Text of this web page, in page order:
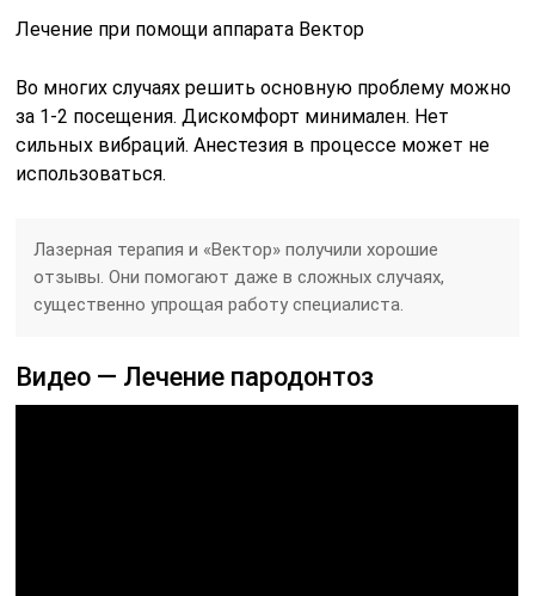
Лечение при помощи аппарата Вектор
Во многих случаях решить основную проблему можно
за 1-2 посещения. Дискомфорт минимален. Нет
сильных вибраций. Анестезия в процессе может не
использоваться.
Лазерная терапия и «Вектор» получили хорошие
отзывы. Они помогают даже в сложных случаях,
существенно упрощая работу специалиста.
Видео — Лечение пародонтоз